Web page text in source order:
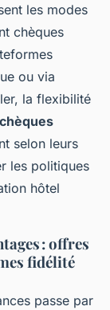
les modes
chèques
ou via
la flexibilité
selon leurs
les politiques
hôtel
: offres
fidélité
passe par